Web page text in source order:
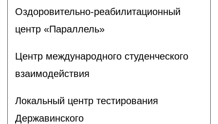
Оздоровительно-реабилитационный
центр «Параллель»
Центр международного студенческого
взаимодействия
Локальный центр тестирования
Державинского